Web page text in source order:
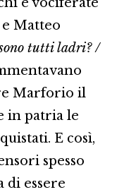
Matteo
tutti ladri? /
Marforio il
in patria le
E così,
spesso
di essere